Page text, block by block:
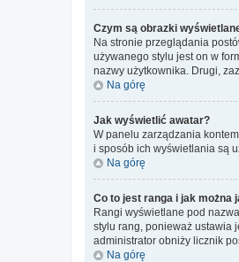
Czym są obrazki
Na stronie przeglądania
używanego stylu jest on w
nazwy użytkownika. Drugi,
Na górę
Jak wyświetlić awatar?
W panelu zarządzania
i sposób ich wyświetlania są
Na górę
Co to jest ranga i jak można
Rangi wyświetlane pod
stylu rang, ponieważ ustawia
administrator obniży licznik
Na górę